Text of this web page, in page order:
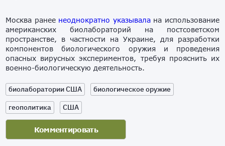
Москва ранее неоднократно указывалана использование
американских биолабораторий на постсоветском
пространстве, в частности на Украине, для разработки
компонентов биологического оружия и проведения
опасных вирусных экспериментов, требуя прояснить их
военно-биологическую деятельность.
биолаборатории США
биологическое оружие
геополитика
США